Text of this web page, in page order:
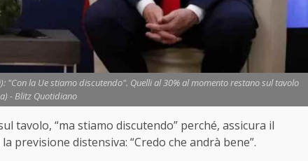
la Ue stiamo discutendo". Quelli al 30% al momento restano sul tavolo
- Blitz Quotidiano
tavolo, “ma stiamo discutendo” perché, assicura il
previsione distensiva: “Credo che andrà bene”.